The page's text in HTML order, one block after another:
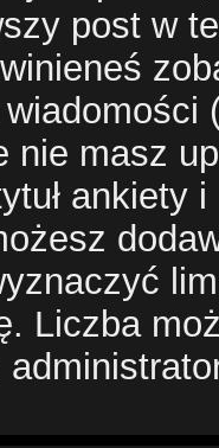
post w
nie masz
ankiety
Liczba